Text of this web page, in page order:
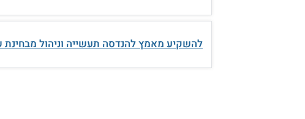
להשקיע מאמץ להנדסה תעשייה וניהול מבחינת